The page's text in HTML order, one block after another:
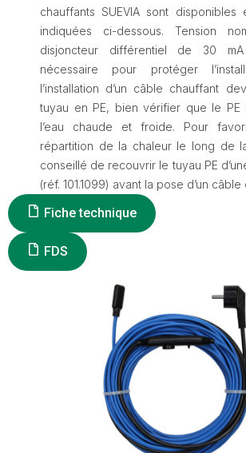
chauffants SUEVIA sont disponibles
indiquées ci-dessous. Tension
disjoncteur différentiel de 30
nécessaire pour protéger
l’installation d’un câble chauffant
tuyau en PE, bien vérifier que le
l’eau chaude et froide. Pour
répartition de la chaleur le long de
conseillé de recouvrir le tuyau PE
(réf. 101.1099) avant la pose d’un
Fiche technique
FDS